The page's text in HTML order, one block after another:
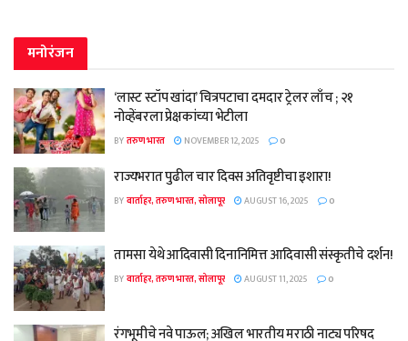
मनोरंजन
‘लास्ट स्टॉप खांदा’ चित्रपटाचा दमदार ट्रेलर लाँच ; २१
नोव्हेंबरला प्रेक्षकांच्या भेटीला
BYतरुण भारत NOVEMBER 12, 2025 0
राज्यभरात पुढील चार दिवस अतिवृष्टीचा इशारा!
BYवार्ताहर, तरुण भारत, सोलापूर AUGUST 16, 2025 0
तामसा येथे आदिवासी दिनानिमित्त आदिवासी संस्कृतीचे दर्शन!
BYवार्ताहर, तरुण भारत, सोलापूर AUGUST 11, 2025 0
रंगभूमीचे नवे पाऊल; अखिल भारतीय मराठी नाट्य परिषद